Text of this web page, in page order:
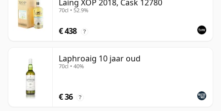
Laing XOP 2018, Cask 12780
70cl • 52.9%
€ 438 ?
Laphroaig 10 jaar oud
70cl • 40%
€ 36 ?